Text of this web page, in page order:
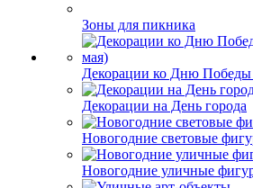
Зоны для пикника
Декорации ко Дню Победы
Декорации на День города
Новогодние световые
Новогодние уличные